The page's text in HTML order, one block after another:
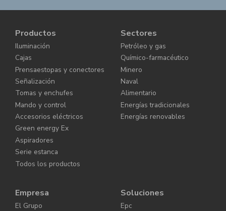
Productos
Iluminación
Cajas
Prensaestopas y conectores
Señalización
Tomas y enchufes
Mando y control
Accesorios eléctricos
Green energy Ex
Aspiradores
Serie estanca
Todos los productos
Sectores
Petróleo y gas
Químico-farmacéutico
Minero
Naval
Alimentario
Energías tradicionales
Energías renovables
Empresa
El Grupo
Soluciones
Epc